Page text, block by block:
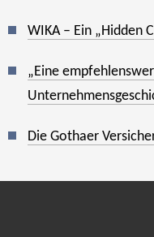
WIKA – Ein „Hidden
„Eine
Die Gothaer